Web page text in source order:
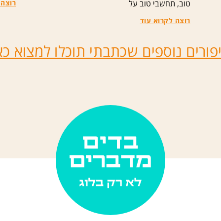
טוב, תחשבי טוב על
רוצה לקרוא עוד
נוספים שכתבתי תוכלו למצוא